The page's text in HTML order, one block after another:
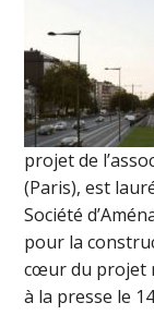
projet de
(Paris), est
Société
pour la
cœur du projet
à la presse le